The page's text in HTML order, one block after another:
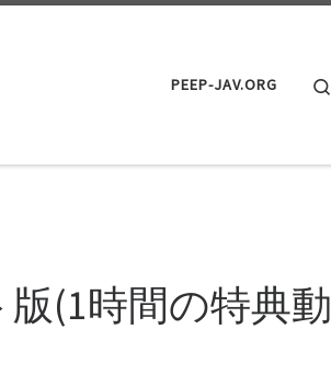
PEEP-JAV.ORG
(1時間の特典動